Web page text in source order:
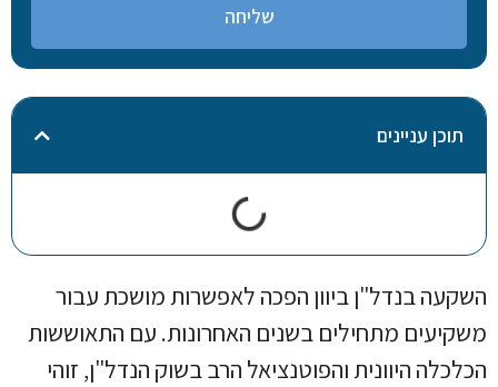
שליחה
תוכן עניינים
השקעה בנדל"ן ביוון הפכה לאפשרות מושכת עבור
משקיעים מתחילים בשנים האחרונות. עם התאוששות
הכלכלה היוונית והפוטנציאל הרב בשוק הנדל"ן, זוהי